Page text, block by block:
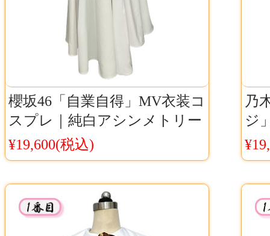
櫻坂46「自業自得」MV衣装コ
スプレ｜純白アシンメトリー
ワンピース｜9thシングル再現
アイドル衣装
¥19,600(税込)
乃
ジ
浅
現